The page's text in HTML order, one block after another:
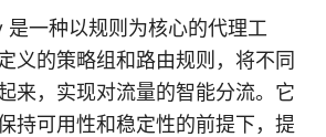
一种以规则为核心的代理工
义的策略组和路由规则，将不同
来，实现对流量的智能分流。它
持可用性和稳定性的前提下，提